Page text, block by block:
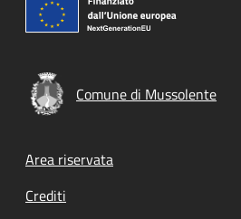
Comune di Mussolente
Footer menu
Area riservata
Crediti